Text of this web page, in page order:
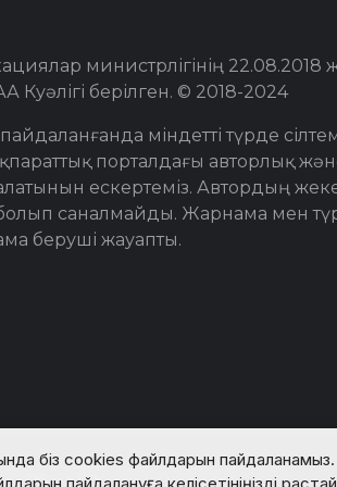
біз cookies файлдарын пайдаланамыз.
министрлігінің 22.08.2018
Куәлігі берілген. © 2018-2024
міндетті түрде
порталдағы авторлық
ескертеміз. Автордың жеке
саналмайды. Жарнама мен
беруші жауапты.
Барлық құқық қорғалған.